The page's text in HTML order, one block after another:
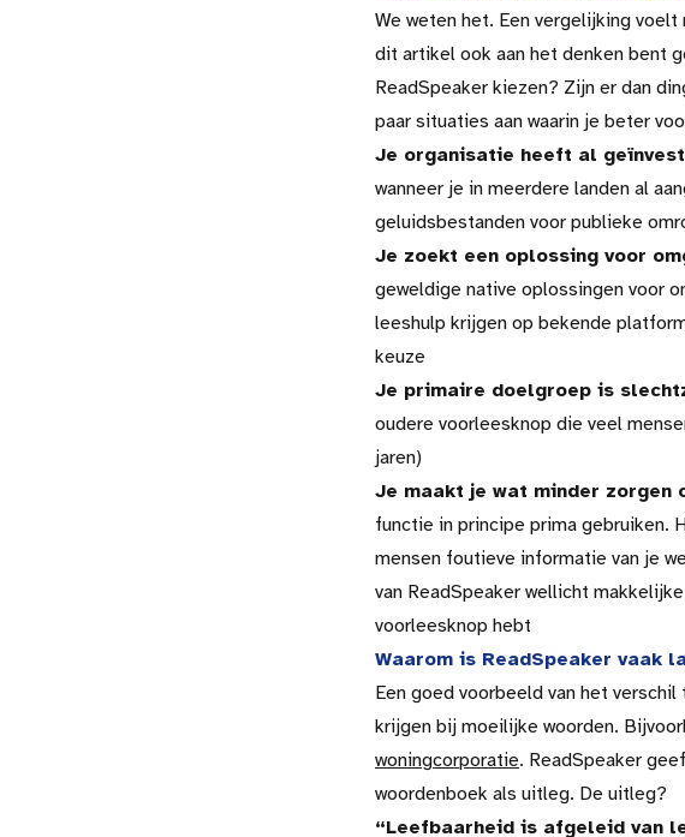
We weten het. Een vergelijking
dit artikel ook aan het denken bent
ReadSpeaker kiezen? Zijn er dan
paar situaties aan waarin je beter
Je organisatie heeft al
wanneer je in meerdere landen al
geluidsbestanden voor publieke
Je zoekt een oplossing voor
geweldige native oplossingen voor
leeshulp krijgen op bekende
keuze
Je primaire doelgroep is
oudere voorleesknop die veel
jaren)
Je maakt je wat minder zorgen
functie in principe prima gebruiken.
mensen foutieve informatie van je
van ReadSpeaker wellicht
voorleesknop hebt
Waarom is ReadSpeaker vaak
Een goed voorbeeld van het verschil
krijgen bij moeilijke woorden.
woningcorporatie. ReadSpeaker
woordenboek als uitleg. De uitleg?
“Leefbaarheid is afgeleid van